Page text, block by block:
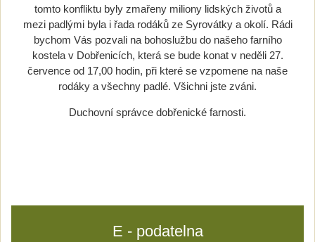
tomto konfliktu byly zmařeny miliony lidských životů a
mezi padlými byla i řada rodáků ze Syrovátky a okolí. Rádi
bychom Vás pozvali na bohoslužbu do našeho farního
kostela v Dobřenicích, která se bude konat v neděli 27.
července od 17,00 hodin, při které se vzpomene na naše
rodáky a všechny padlé. Všichni jste zváni.
Duchovní správce dobřenické farnosti.
E - podatelna